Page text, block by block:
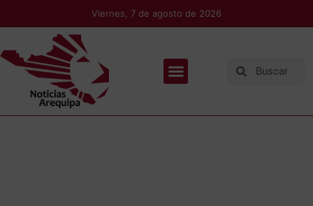
Viernes, 7 de agosto de 2026